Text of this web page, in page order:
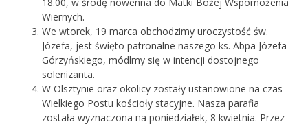
Wiernych.
We wtorek, 19 marca obchodzimy uroczystość św.
Józefa, jest święto patronalne naszego ks. Abpa Józefa
Górzyńskiego, módlmy się w intencji dostojnego
solenizanta.
W Olsztynie oraz okolicy zostały ustanowione na czas
Wielkiego Postu kościoły stacyjne. Nasza parafia
została wyznaczona na poniedziałek, 8 kwietnia. Przez